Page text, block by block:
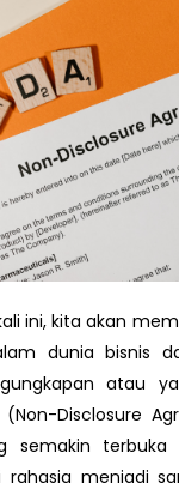
ini, kita akan
dunia bisnis
atau
Disclosure
semakin terbuka
menjadi